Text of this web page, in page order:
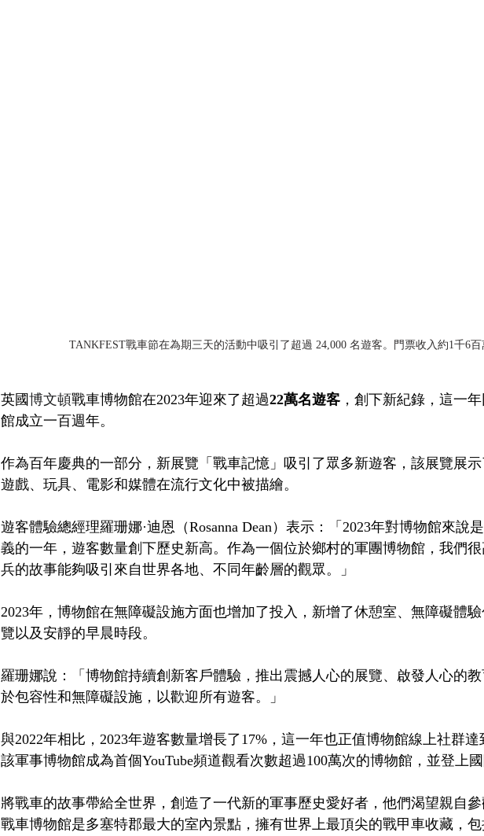
TANKFEST戰車節在為期三天的活動中吸引了超過 24,000 名遊客。門票收入約1千6
英國博文頓戰車博物館在2023年迎來了超過22萬名遊客 ，創下新紀錄，這一
館成立一百週年。
作為百年慶典的一部分，新展覽「戰車記憶」吸引了眾多新遊客，該展覽展
遊戲、玩具、電影和媒體在流行文化中被描繪。
遊客體驗總經理羅珊娜·迪恩（Rosanna Dean）表示：「2023年對博物館來說
義的一年，遊客數量創下歷史新高。作為一個位於鄉村的軍團博物館，我們
兵的故事能夠吸引來自世界各地、不同年齡層的觀眾。」
2023年，博物館在無障礙設施方面也增加了投入，新增了休憩室、無障礙體
覽以及安靜的早晨時段。
羅珊娜說：「博物館持續創新客戶體驗，推出震撼人心的展覽、啟發人心的
於包容性和無障礙設施，以歡迎所有遊客。」
與2022年相比，2023年遊客數量增長了17%，這一年也正值博物館線上社群
該軍事博物館成為首個YouTube頻道觀看次數超過100萬次的博物館，並登上
將戰車的故事帶給全世界，創造了一代新的軍事歷史愛好者，他們渴望親自
戰車博物館是多塞特郡最大的室內景點，擁有世界上最頂尖的戰甲車收藏，